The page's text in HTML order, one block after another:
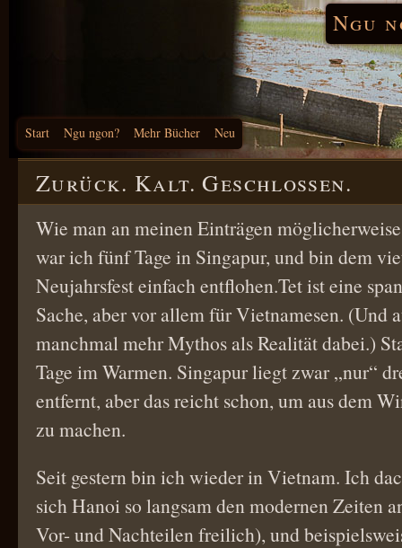
Ngu
Start Ngu ngon? Mehr Bücher Neu
Zurück. Kalt. Geschlossen.
Wie man an meinen Einträgen
war ich fünf Tage in Singapur, und bin dem
Neujahrsfest einfach entflohen.Tet ist eine
Sache, aber vor allem für Vietnamesen. (Und
manchmal mehr Mythos als Realität dabei.)
Tage im Warmen. Singapur liegt zwar „nur“
entfernt, aber das reicht schon, um aus dem
zu machen.
Seit gestern bin ich wieder in Vietnam. Ich
sich Hanoi so langsam den modernen Zeiten
Vor- und Nachteilen freilich), und